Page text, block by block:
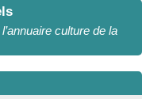
culture de la